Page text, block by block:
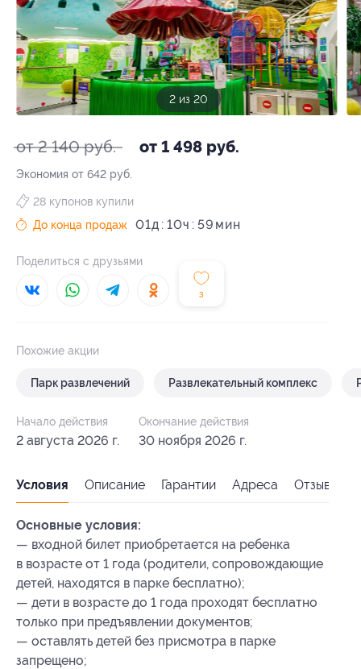
3 из 20
от 2 140 руб. от 1 498 руб.
Экономия от 642 руб.
3
28 купонов купили
До конца продаж
01д 10ч 59
Поделиться с друзьями
Похожие акции
Парк развлечений Развлекательный комплекс
Начало действия
2 августа 2026 г.
Окончание действия
30 ноября 2026 г.
Условия Описание Гарантии Адреса Отзывы
Основные условия:
— входной билет приобретается на ребенка
в возрасте от 1 года (родители, сопровождающие
детей, находятся в парке бесплатно);
— дети в возрасте до 1 года проходят бесплатно
только при предъявлении документов;
— оставлять детей без присмотра в парке
запрещено;